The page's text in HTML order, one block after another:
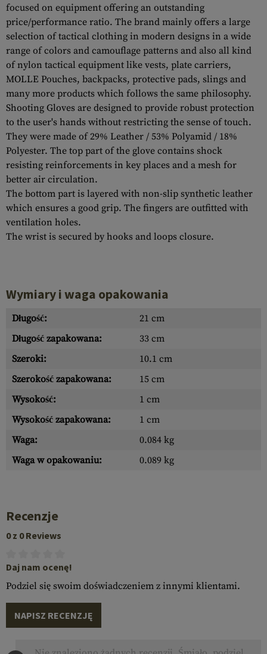
focused on equipment offering an outstanding
price/performance ratio. The brand mainly offers a large
selection of tactical clothing in modern designs in a wide
range of colors and camouflage patterns and also all kind
of nylon tactical equipment like vests, plate carriers,
MOLLE Pouches, backpacks, protective pads, slings and
many more products which follows the same philosophy.
Shooting Gloves are designed to provide robust protection
to the user's hands without restricting the sense of touch.
They were made of 29% Leather / 53% Polyamid / 18%
Polyester. The top part of the glove contains shock
resisting reinforcements in key places and a mesh for
better air circulation.
The bottom part is layered with non-slip synthetic leather
which ensures a good grip. The fingers are outfitted with
ventilation holes.
The wrist is secured by hooks and loops closure.
Wymiary i waga opakowania
Długość:
21 cm
Długość zapakowana:
33 cm
Szeroki:
10.1 cm
Szerokość zapakowana:
15 cm
Wysokość:
1 cm
Wysokość zapakowana:
1 cm
Waga:
0.084 kg
Waga w opakowaniu:
0.089 kg
Recenzje
0 z 0 Reviews
Daj nam ocenę!
Podziel się swoim doświadczeniem z innymi klientami.
NAPISZ RECENZJĘ